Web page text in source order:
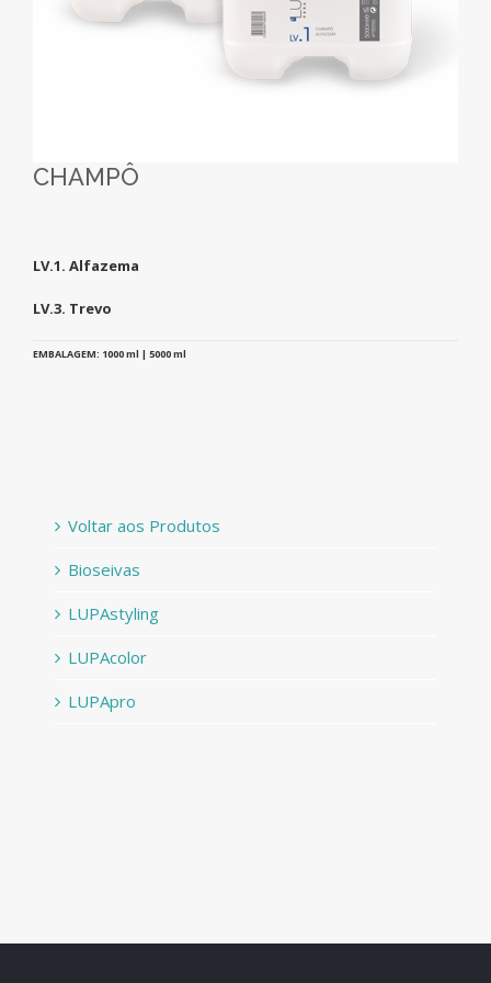
CHAMPÔ
LV.1. Alfazema
LV.3. Trevo
EMBALAGEM: 1000 ml | 5000 ml
Voltar aos Produtos
Bioseivas
LUPAstyling
LUPAcolor
LUPApro